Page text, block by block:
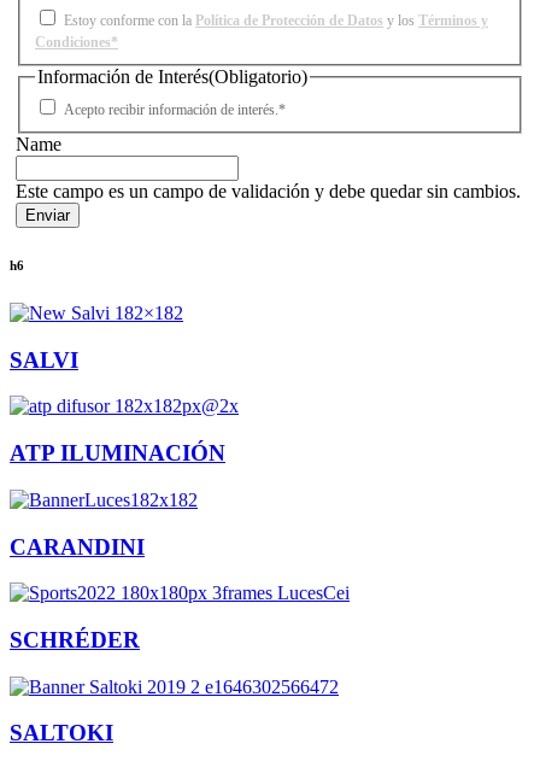
Estoy conforme con la Política de Protección de Datos y los Términos y
Condiciones*
Información de Interés(Obligatorio)
Acepto recibir información de interés.*
Name
Este campo es un campo de validación y debe quedar sin cambios.
h6
SALVI
ATP ILUMINACIÓN
CARANDINI
SCHRÉDER
SALTOKI